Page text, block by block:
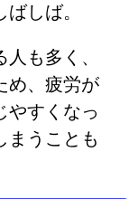
しば。
も多く、
め、疲労が
やすくなっ
まうことも